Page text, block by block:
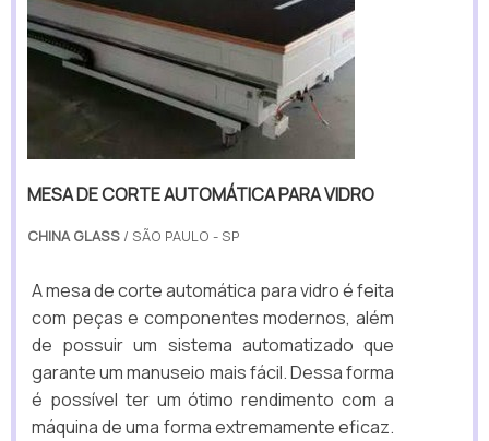
MESA DE CORTE AUTOMÁTICA PARA VIDRO
CHINA GLASS / SÃO PAULO - SP
A mesa de corte automática para vidro é feita
com peças e componentes modernos, além
de possuir um sistema automatizado que
garante um manuseio mais fácil. Dessa forma
é possível ter um ótimo rendimento com a
máquina de uma forma extremamente eficaz.